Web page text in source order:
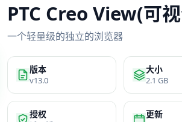
PTC Creo View(可
一个轻量级的独立的浏览器
版本
v13.0
大小
2.1 GB
授权 更新